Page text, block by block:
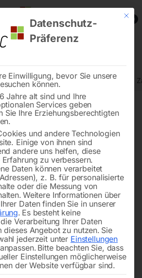
0
Stromerzeuger Zapfwellengenerator
Mit
Datenschutz-
Präferenz
Einwilligung, bevor Sie unsere
können.
Jahre alt sind und Ihre
Services geben
Sie Ihre Erziehungsberechtigten
und andere Technologien
Einige von ihnen sind
andere uns helfen, diese
zu verbessern.
Daten können verarbeitet
z. B. für personalisierte
oder die Messung von
Weitere Informationen über
Daten finden Sie in unserer
. Es besteht keine
Verarbeitung Ihrer Daten
dieses Angebot zu nutzen. Sie
jederzeit unter Einstellungen
Bitte beachten Sie, dass
Einstellungen möglicherweise
der Website verfügbar sind.